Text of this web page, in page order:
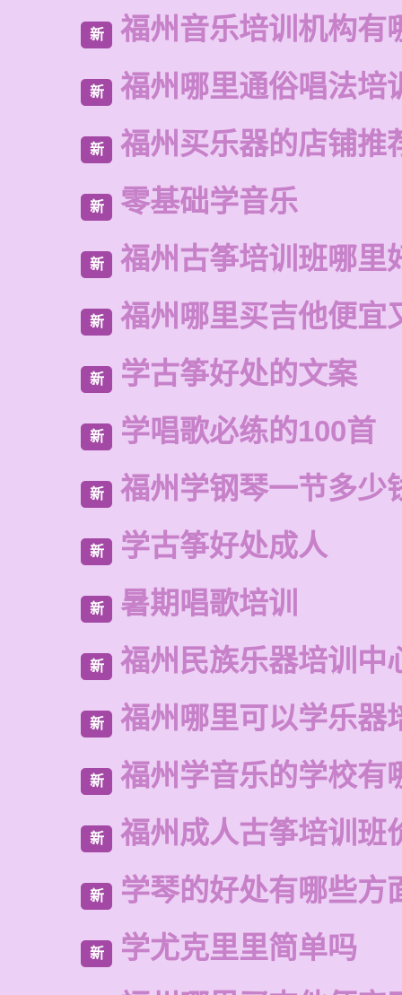
新 福州音乐培训机构有
新 福州哪里通俗唱法培
新 福州买乐器的店铺推
新 零基础学音乐
新 福州古筝培训班哪里
新 福州哪里买吉他便宜
新 学古筝好处的文案
新 学唱歌必练的100首
新 福州学钢琴一节多少
新 学古筝好处成人
新 暑期唱歌培训
新 福州民族乐器培训中
新 福州哪里可以学乐器
新 福州学音乐的学校有
新 福州成人古筝培训班
新 学琴的好处有哪些方
新
学尤克里里简单吗